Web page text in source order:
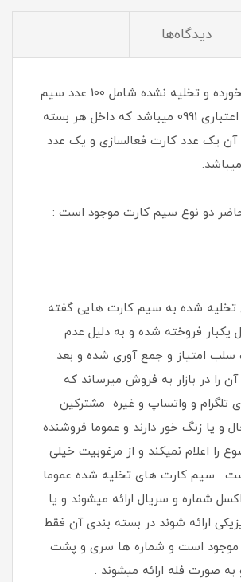
دیدگاه‌ها
این پک دست نخورده و تخلیه نشده شامل 100 عدد سیم
کارت همراه اول اعتباری 0991 میباشد که داخل هر بسته
آن یک عدد کارت فعالسازی و یک عدد
حاضر دو نوع سیم کارت موجود است :
شده به سیم کارت هایی گفته
یکبار فروخته شده و به دلیل عدم
سلب امتیاز و جمع آوری شده و بعد
را در بازار به فروش میرساند که
تلگرام و واتساپ و غیره مشترکین
و یا زنگ خور دارند و عموما فروشنده
را اعلام نمیکند و از مرغوبیت خیلی
. سیم کارت های تخلیه شده عموما
شماره و سریال ارائه میشوند و یا
ارائه شوند در بسته بندی آن فقط
موجود است و شماره ها سری و پشت
صورت فله ارائه میشوند .